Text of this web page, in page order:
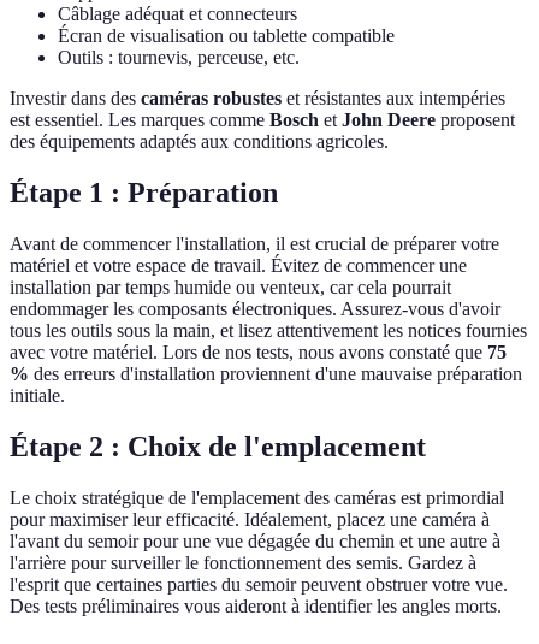
Câblage adéquat et connecteurs
Écran de visualisation ou tablette compatible
Outils : tournevis, perceuse, etc.
Investir dans des caméras robustes et résistantes aux intempéries
est essentiel. Les marques comme Bosch et John Deere proposent
des équipements adaptés aux conditions agricoles.
Étape 1 : Préparation
Avant de commencer l'installation, il est crucial de préparer votre
matériel et votre espace de travail. Évitez de commencer une
installation par temps humide ou venteux, car cela pourrait
endommager les composants électroniques. Assurez-vous d'avoir
tous les outils sous la main, et lisez attentivement les notices fournies
avec votre matériel. Lors de nos tests, nous avons constaté que 75
% des erreurs d'installation proviennent d'une mauvaise préparation
initiale.
Étape 2 : Choix de l'emplacement
Le choix stratégique de l'emplacement des caméras est primordial
pour maximiser leur efficacité. Idéalement, placez une caméra à
l'avant du semoir pour une vue dégagée du chemin et une autre à
l'arrière pour surveiller le fonctionnement des semis. Gardez à
l'esprit que certaines parties du semoir peuvent obstruer votre vue.
Des tests préliminaires vous aideront à identifier les angles morts.